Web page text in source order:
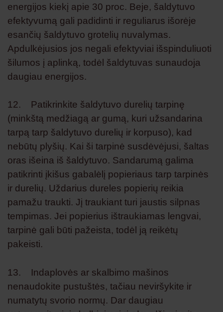
energijos kiekį apie 30 proc. Beje, šaldytuvo
efektyvumą gali padidinti ir reguliarus išorėje
esančių šaldytuvo grotelių nuvalymas.
Apdulkėjusios jos negali efektyviai išspinduliuoti
šilumos į aplinką, todėl šaldytuvas sunaudoja
daugiau energijos.
12. Patikrinkite šaldytuvo durelių tarpinę
(minkštą medžiagą ar gumą, kuri užsandarina
tarpą tarp šaldytuvo durelių ir korpuso), kad
nebūtų plyšių. Kai ši tarpinė susdėvėjusi, šaltas
oras išeina iš šaldytuvo. Sandarumą galima
patikrinti įkišus gabalėlį popieriaus tarp tarpinės
ir durelių. Uždarius dureles popierių reikia
pamažu traukti. Jį traukiant turi jaustis silpnas
tempimas. Jei popierius ištraukiamas lengvai,
tarpinė gali būti pažeista, todėl ją reikėtų
pakeisti.
13. Indaplovės ar skalbimo mašinos
nenaudokite pustuštės, tačiau neviršykite ir
numatytų svorio normų. Dar daugiau